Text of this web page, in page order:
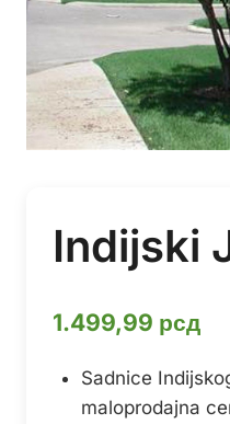
Indijski
1.499,99 рсд
Sadnice
maloprodajna